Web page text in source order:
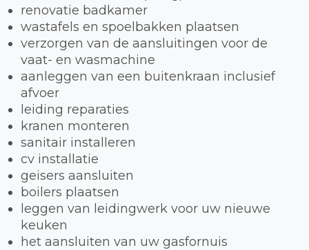
renovatie badkamer
wastafels en spoelbakken plaatsen
verzorgen van de aansluitingen voor de
vaat- en wasmachine
aanleggen van een buitenkraan inclusief
afvoer
leiding reparaties
kranen monteren
sanitair installeren
cv installatie
geisers aansluiten
boilers plaatsen
leggen van leidingwerk voor uw nieuwe
keuken
het aansluiten van uw gasfornuis